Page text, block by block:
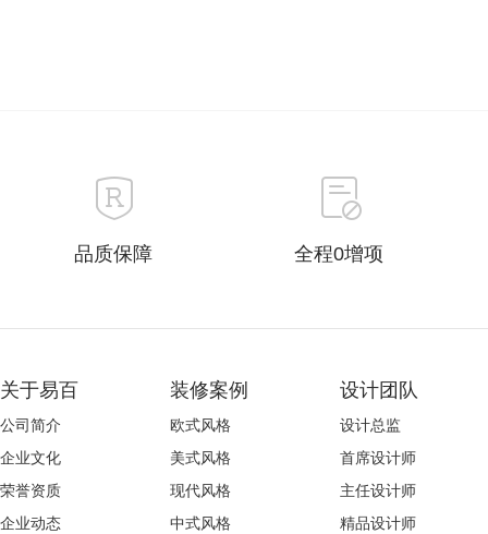
品质保障 全程0增项
关于易百
公司简介
企业文化
荣誉资质
企业动态
装修案例
欧式风格
美式风格
现代风格
中式风格
设计团队
设计总监
首席设计师
主任设计师
精品设计师